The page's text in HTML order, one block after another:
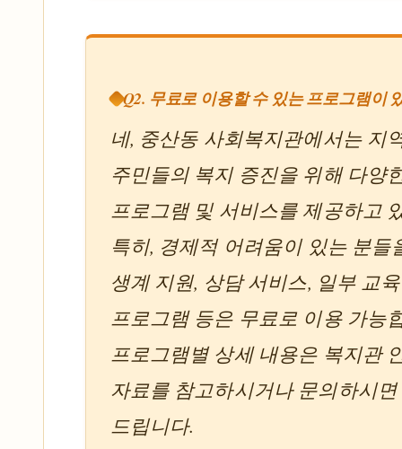
Q2. 무료로 이용할 수 있는 프로그램이
네, 중산동 사회복지관에서는 지
주민들의 복지 증진을 위해 다양
프로그램 및 서비스를 제공하고
특히, 경제적 어려움이 있는 분들
생계 지원, 상담 서비스, 일부 교육
프로그램 등은 무료로 이용 가능
프로그램별 상세 내용은 복지관
자료를 참고하시거나 문의하시
드립니다.